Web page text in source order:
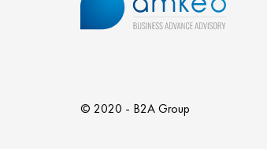
© 2020 - B2A Group